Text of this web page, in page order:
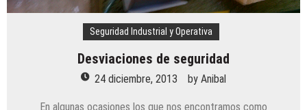
Seguridad Industrial y Operativa
Desviaciones de seguridad
24 diciembre, 2013 by Anibal
En algunas ocasiones los que nos encontramos como